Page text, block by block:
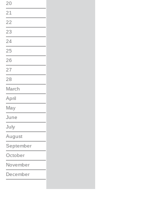
20
21
22
23
24
25
26
27
28
March
April
May
June
July
August
September
October
November
December